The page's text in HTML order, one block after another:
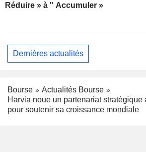
Réduire » à " Accumuler »
Dernières actualités
Bourse
Actualités Bourse
Harvia noue un partenariat stratégique
pour soutenir sa croissance mondiale